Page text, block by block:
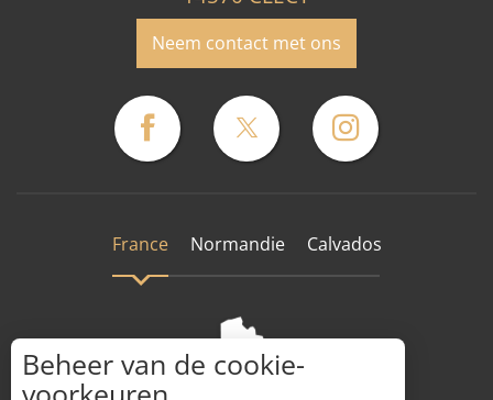
Neem contact met ons
France Normandie Calvados
Beheer van de cookie-